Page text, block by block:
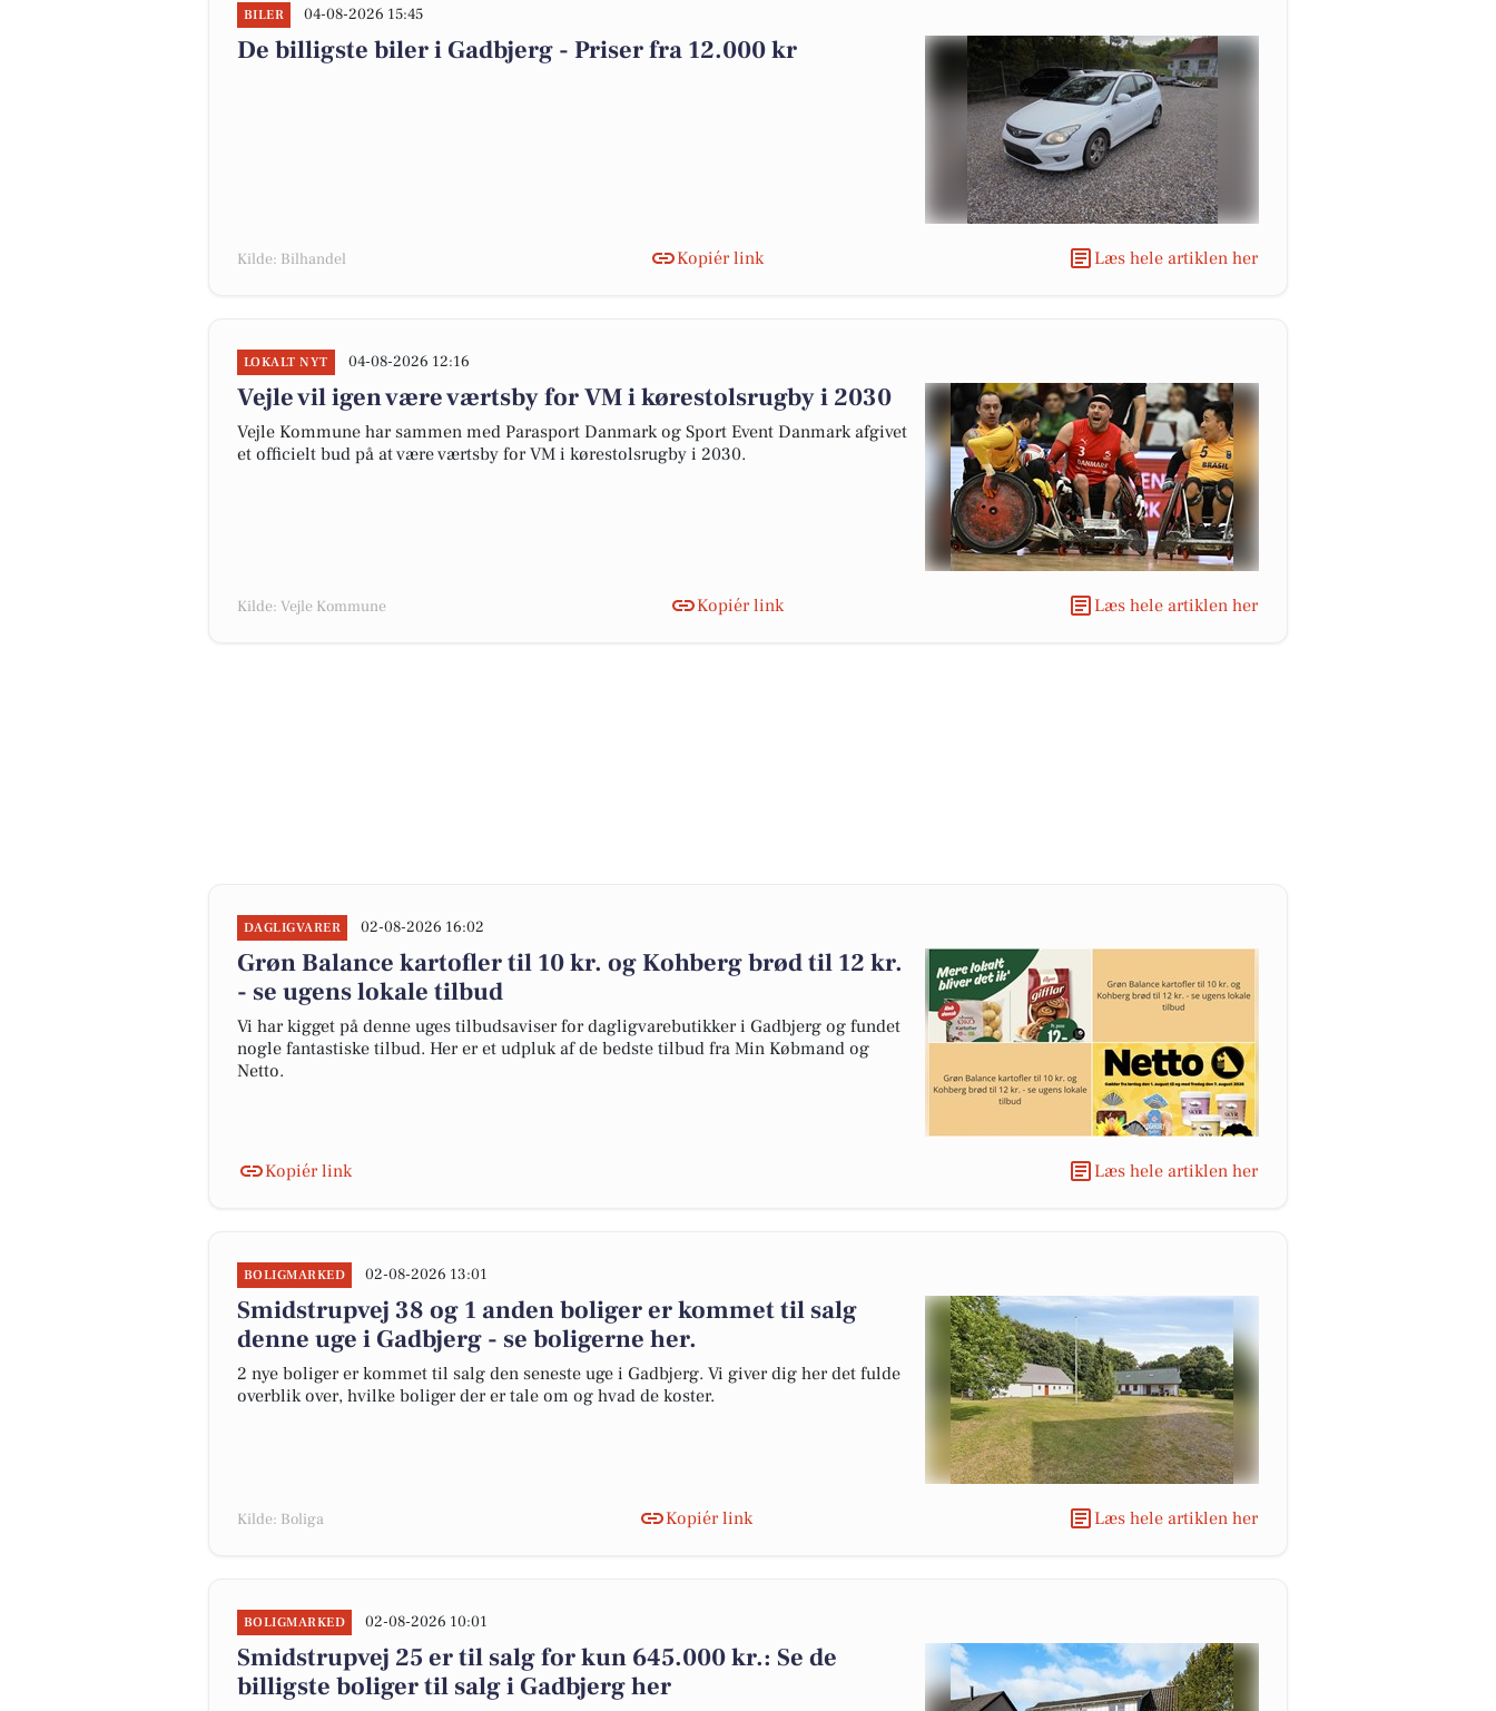
BILER 04-08-2026 15:45
De billigste biler i Gadbjerg - Priser fra 12.000 kr
Kilde: Bilhandel Kopiér link Læs hele artiklen her
LOKALT NYT 04-08-2026 12:16
Vejle vil igen være værtsby for VM i kørestolsrugby i 2030
Vejle Kommune har sammen med Parasport Danmark og Sport Event Danmark afgivet
et officielt bud på at være værtsby for VM i kørestolsrugby i 2030.
Kilde: Vejle Kommune Kopiér link Læs hele artiklen her
DAGLIGVARER 02-08-2026 16:02
Grøn Balance kartofler til 10 kr. og Kohberg brød til 12 kr.
- se ugens lokale tilbud
Vi har kigget på denne uges tilbudsaviser for dagligvarebutikker i Gadbjerg og fundet
nogle fantastiske tilbud. Her er et udpluk af de bedste tilbud fra Min Købmand og
Netto.
Kopiér link Læs hele artiklen her
BOLIGMARKED 02-08-2026 13:01
Smidstrupvej 38 og 1 anden boliger er kommet til salg
denne uge i Gadbjerg - se boligerne her.
2 nye boliger er kommet til salg den seneste uge i Gadbjerg. Vi giver dig her det fulde
overblik over, hvilke boliger der er tale om og hvad de koster.
Kilde: Boliga Kopiér link Læs hele artiklen her
BOLIGMARKED 02-08-2026 10:01
Smidstrupvej 25 er til salg for kun 645.000 kr.: Se de
billigste boliger til salg i Gadbjerg her